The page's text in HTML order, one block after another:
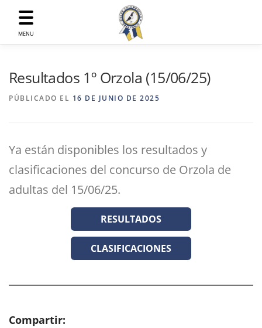
MENU
contenido
Resultados 1º Orzola (15/06/25)
PÚBLICADO EL 16 DE JUNIO DE 2025
Ya están disponibles los resultados y
clasificaciones del concurso de Orzola de
adultas del 15/06/25.
RESULTADOS
CLASIFICACIONES
Compartir: